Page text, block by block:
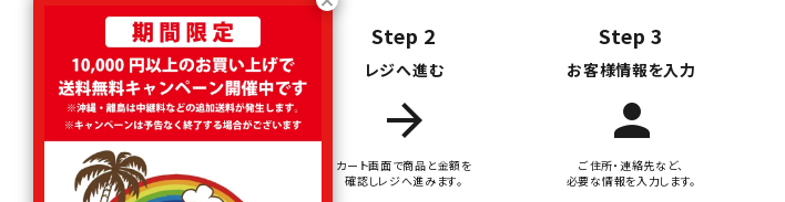
Step 1
商品をカートに入れる
add_shopping_cart
お気に入りの商品を
カートに入れます。
Step 2
レジへ進む
arrow_forward
カート画面で商品と金額を
確認しレジへ進みます。
Step 3
お客様情報を入力
person
ご住所・連絡先など、
必要な情報を入力します。